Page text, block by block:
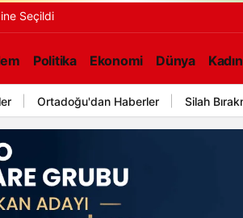
Seçildi
Politika Ekonomi Dünya Kadın
Ortadoğu'dan Haberler Silah